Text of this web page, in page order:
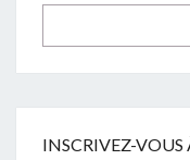
INSCRIVEZ-VOUS